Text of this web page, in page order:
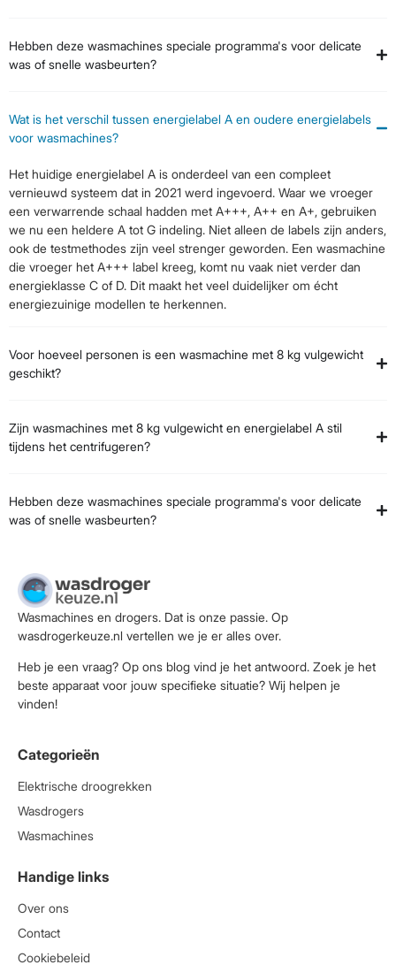
Hebben deze wasmachines speciale programma's voor delicate
was of snelle wasbeurten?
Wat is het verschil tussen energielabel A en oudere energielabels
voor wasmachines?
Het huidige energielabel A is onderdeel van een compleet
vernieuwd systeem dat in 2021 werd ingevoerd. Waar we vroeger
een verwarrende schaal hadden met A+++, A++ en A+, gebruiken
we nu een heldere A tot G indeling. Niet alleen de labels zijn anders,
ook de testmethodes zijn veel strenger geworden. Een wasmachine
die vroeger het A+++ label kreeg, komt nu vaak niet verder dan
energieklasse C of D. Dit maakt het veel duidelijker om écht
energiezuinige modellen te herkennen.
Voor hoeveel personen is een wasmachine met 8 kg vulgewicht
geschikt?
Zijn wasmachines met 8 kg vulgewicht en energielabel A stil
tijdens het centrifugeren?
Hebben deze wasmachines speciale programma's voor delicate
was of snelle wasbeurten?
Wasmachines en drogers. Dat is onze passie. Op
wasdrogerkeuze.nl vertellen we je er alles over.
Heb je een vraag? Op ons blog vind je het antwoord. Zoek je het
beste apparaat voor jouw specifieke situatie? Wij helpen je
vinden!
Categorieën
Elektrische droogrekken
Wasdrogers
Wasmachines
Handige links
Over ons
Contact
Cookiebeleid